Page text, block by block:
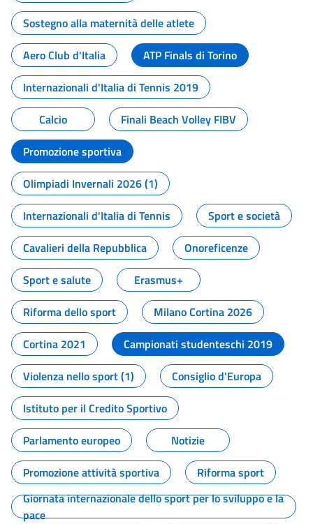
Sostegno alla maternità delle atlete
Aero Club d'Italia
ATP Finals di Torino
Internazionali d'Italia di Tennis 2019
Calcio
Finali Beach Volley FIBV
Promozione sportiva
Olimpiadi Invernali 2026 (1)
Internazionali d'Italia di Tennis
Sport e società
Cavalieri della Repubblica
Onoreficenze
Sport e salute
Erasmus+
Riforma dello sport
Milano Cortina 2026
Cortina 2021
Campionati studenteschi 2019
Violenza nello sport (1)
Consiglio d'Europa
Istituto per il Credito Sportivo
Parlamento europeo
Notizie
Promozione attività sportiva
Riforma sport
Giornata internazionale dello sport per lo sviluppo e la
pace